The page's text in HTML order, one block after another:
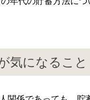
気になること